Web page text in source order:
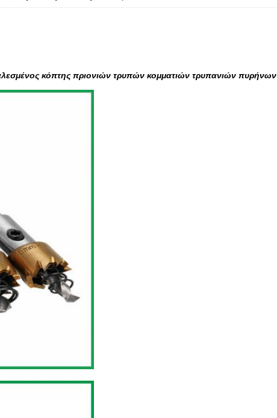
κόπτης πριονιών τρυπών κομματιών τρυπανιών πυρήνων